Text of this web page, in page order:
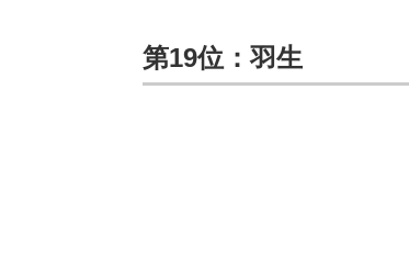
第19位：羽生